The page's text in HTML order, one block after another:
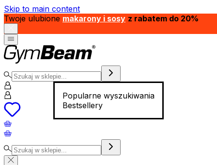
Skip to main content
Twoje ulubione makarony i sosy z rabatem do 20%
Popularne wyszukiwania
Bestsellery